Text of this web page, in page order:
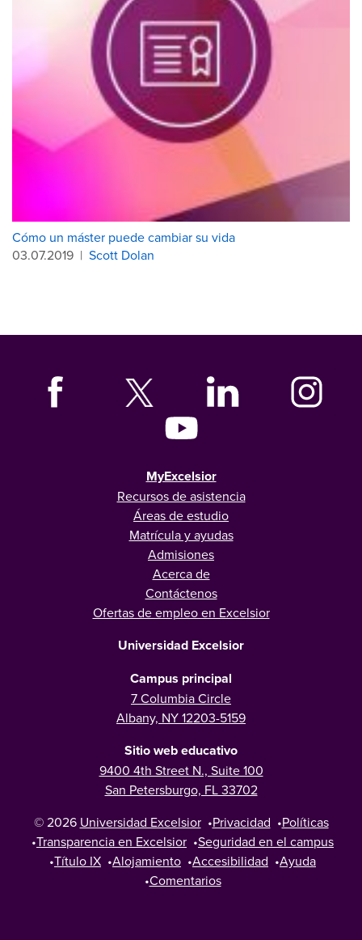
Cómo un máster puede cambiar su vida
03.07.2019 | Scott Dolan
MyExcelsior
Recursos de asistencia
Áreas de estudio
Matrícula y ayudas
Admisiones
Acerca de
Contáctenos
Ofertas de empleo en Excelsior
Universidad Excelsior
Campus principal
7 Columbia Circle
Albany, NY 12203-5159
Sitio web educativo
9400 4th Street N., Suite 100
San Petersburgo, FL 33702
© 2026 Universidad Excelsior •Privacidad •Políticas
•Transparencia en Excelsior •Seguridad en el campus
•Título IX •Alojamiento •Accesibilidad •Ayuda
•Comentarios